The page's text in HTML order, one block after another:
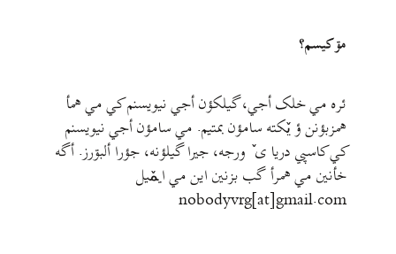
أجي، گيلکؤن أجي نيويسنم کي مي همأ
يٚکته سامؤن بمتيم. مي سامؤن أجي نيويسنم
ی ٚ ورجه، جيرا گيلؤنه، جؤرا ألبۊرز. أگه
گب بزنين اين مي ايمٚیل‌